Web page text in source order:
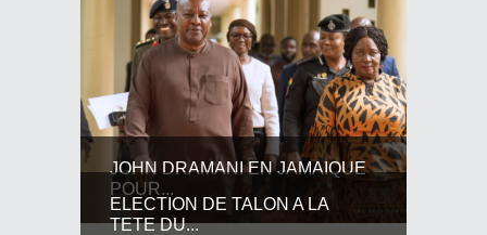
JOHN DRAMANI EN JAMAIQUE
POUR...
ELECTION DE TALON A LA
TETE DU...